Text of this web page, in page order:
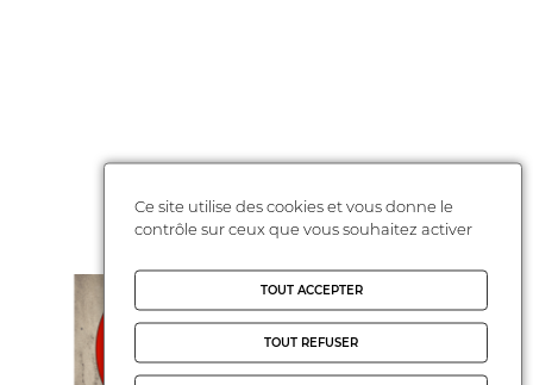
Les dernières campagnes
Ce site utilise des cookies et vous donne le
contrôle sur ceux que vous souhaitez activer
TOUT ACCEPTER
TOUT REFUSER